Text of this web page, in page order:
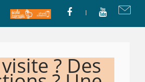
? Des